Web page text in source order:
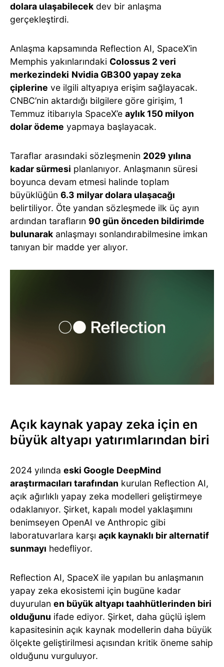
dolara ulaşabilecek dev bir anlaşma
gerçekleştirdi.
Anlaşma kapsamında Reflection AI, SpaceX’in
Memphis yakınlarındaki Colossus 2 veri
merkezindeki Nvidia GB300 yapay zeka
çiplerine ve ilgili altyapıya erişim sağlayacak.
CNBC’nin aktardığı bilgilere göre girişim, 1
Temmuz itibarıyla SpaceX’e aylık 150 milyon
dolar ödeme yapmaya başlayacak.
Taraflar arasındaki sözleşmenin 2029 yılına
kadar sürmesi planlanıyor. Anlaşmanın süresi
boyunca devam etmesi halinde toplam
büyüklüğün 6.3 milyar dolara ulaşacağı
belirtiliyor. Öte yandan sözleşmede ilk üç ayın
ardından tarafların 90 gün önceden bildirimde
bulunarak anlaşmayı sonlandırabilmesine imkan
tanıyan bir madde yer alıyor.
Açık kaynak yapay zeka için en
büyük altyapı yatırımlarından biri
2024 yılında eski Google DeepMind
araştırmacıları tarafından kurulan Reflection AI,
açık ağırlıklı yapay zeka modelleri geliştirmeye
odaklanıyor. Şirket, kapalı model yaklaşımını
benimseyen OpenAI ve Anthropic gibi
laboratuvarlara karşı açık kaynaklı bir alternatif
sunmayı hedefliyor.
Reflection AI, SpaceX ile yapılan bu anlaşmanın
yapay zeka ekosistemi için bugüne kadar
duyurulan en büyük altyapı taahhütlerinden biri
olduğunu ifade ediyor. Şirket, daha güçlü işlem
kapasitesinin açık kaynak modellerin daha büyük
ölçekte geliştirilmesi açısından kritik öneme sahip
olduğunu vurguluyor.